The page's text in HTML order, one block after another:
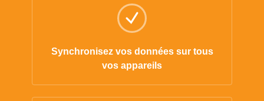
Synchronisez vos données sur tous
vos appareils